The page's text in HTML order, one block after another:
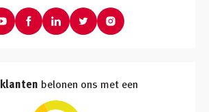
klanten belonen ons met een